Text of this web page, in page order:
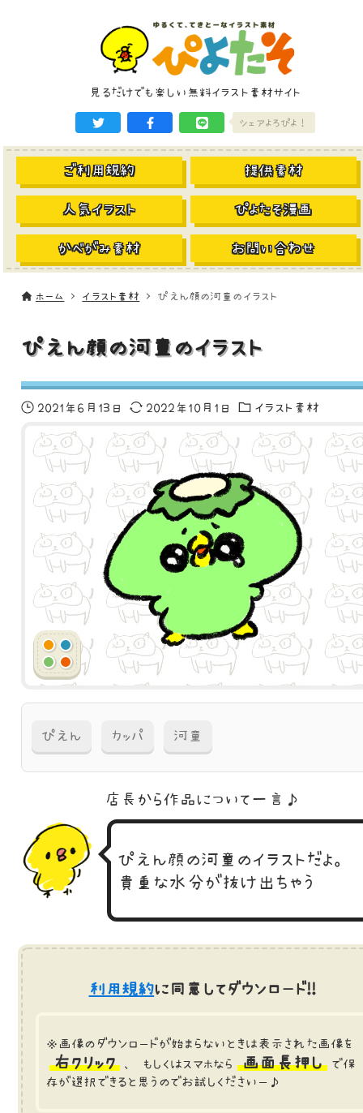
見るだけでも楽しい無料イラスト素材サイト
シェアよろぴよ！
ご利用規約 提供素材
人気イラスト ぴよたそ漫画
かべがみ素材 お問い合わせ
ホーム イラスト素材 ぴえん顔の河童のイラスト
ぴえん顔の河童のイラスト
2021年6月13日 2022年10月1日 イラスト素材
ぴえん カッパ 河童
店長から作品に ついて一言♪
ぴえん顔の河童のイラストだよ。
貴重な水分が抜け出ちゃう
利用規約に同意してダウンロード!!
※画像のダウンロードが始まらないときは表示された画像を
右クリック 、 もしくはスマホなら 画面長押し
で保
存が選択できると思うのでお試しくださいー♪